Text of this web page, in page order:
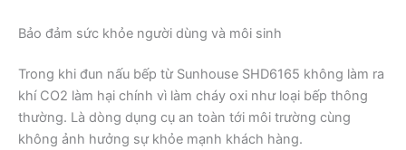
Bảo đảm sức khỏe người dùng và môi sinh
Trong khi đun nấu bếp từ Sunhouse SHD6165 không làm ra
khí CO2 làm hại chính vì làm cháy oxi như loại bếp thông
thường. Là dòng dụng cụ an toàn tới môi trường cùng
không ảnh hưởng sự khỏe mạnh khách hàng.